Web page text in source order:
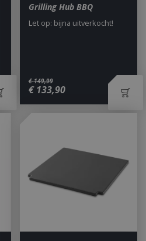
Grilling Hub BBQ
€ 149,99
€ 133,90
Let op: bijna uitverkocht!